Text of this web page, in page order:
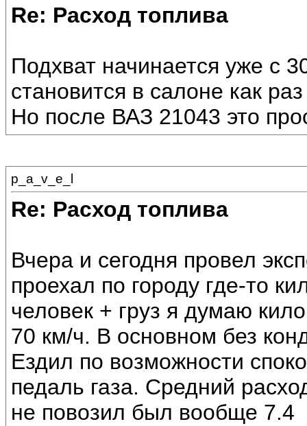
Re: Расход топлива
Подхват начинается уже с
становится в салоне как
Но после ВАЗ 21043 это
p_a_v_e_l
Re: Расход топлива
Вчера и сегодня провел
проехал по городу где-то
человек + груз я думаю
70 км/ч. В основном без
Ездил по возможности
педаль газа. Средний
не повозил был вообще 7.4